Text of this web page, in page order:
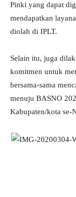
Pinki yang dapat
mendapatkan
diolah di IPLT.
Selain itu, juga
komitmen untuk
bersama-sama
menuju BASNO
Kabupaten/kota se-